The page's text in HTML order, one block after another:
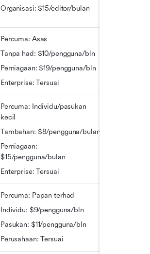
Organisasi: $15/editor/bulan
Percuma: Asas
Tanpa had: $10/pengguna/bln
Perniagaan: $19/pengguna/bln
Enterprise: Tersuai
Percuma: Individu/pasukan
kecil
Tambahan: $8/pengguna/bulan
Perniagaan:
$15/pengguna/bulan
Enterprise: Tersuai
Percuma: Papan terhad
Individu: $9/pengguna/bln
Pasukan: $11/pengguna/bln
Perusahaan: Tersuai